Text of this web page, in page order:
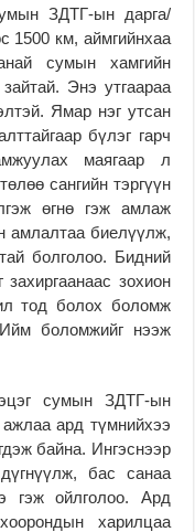
ЗДТГ-ын дарга/
1500 км, аймгийнхаа
сумын хамгийн
Энэ утгаараа
Ямар нэг утсан
бүлэг гарч
маягаар л
сангийн тэргүүн
өгнө гэж амлаж
амлалтаа биелүүлж,
болголоо. Бидний
зохион
тод болох боломж
боломжийг нээж
сумын ЗДТГ-ын
ард түмнийхээ
байна. Ингэснээр
бас санаа
гэж ойлголоо. Ард
харилцаа